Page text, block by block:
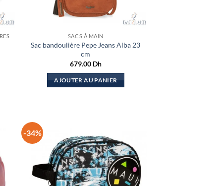
SACS À MAIN
Sac bandoulière Pepe Jeans Alba 23
cm
679.00 Dh
AJOUTER AU PANIER
-34%